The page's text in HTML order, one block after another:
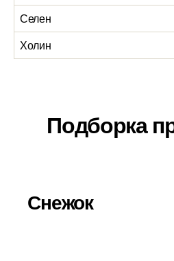
Селен
Холин
Подборка
Снежок